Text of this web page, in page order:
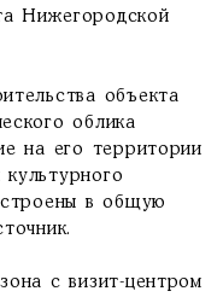
Нижегородской
объекта
облика
на его территории
в общую
с визит-центром